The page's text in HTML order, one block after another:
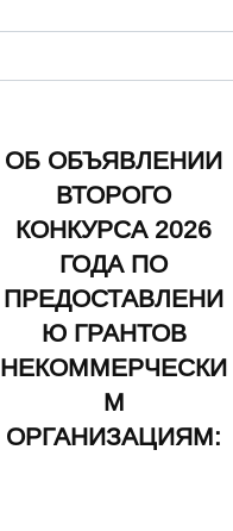
ОБ ОБЪЯВЛЕНИИ
ВТОРОГО
КОНКУРСА 2026
ГОДА ПО
ПРЕДОСТАВЛЕНИ
Ю ГРАНТОВ
НЕКОММЕРЧЕСКИ
М
ОРГАНИЗАЦИЯМ: